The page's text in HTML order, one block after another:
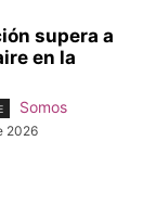
supera a
en la
Somos
2026